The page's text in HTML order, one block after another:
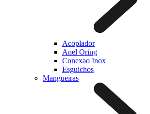
Acoplador
Anel Oring
Conexao Inox
Esguichos
Mangueiras